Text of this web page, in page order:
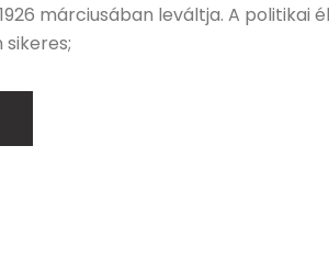
márciusában leváltja. A politikai